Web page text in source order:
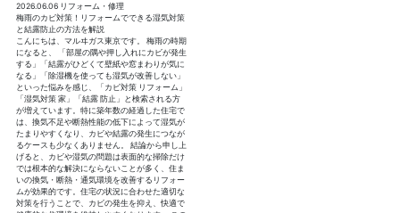
2026.06.06 リフォーム・修理
梅雨のカビ対策！リフォームでできる湿気対策
と結露防止の方法を解説
こんにちは、マルヰガス東京です。 梅雨の時期
になると、 「部屋の隅や押し入れにカビが発生
する」「結露がひどくて壁紙や窓まわりが気に
なる」「除湿機を使っても湿気が改善しない」
といった悩みを感じ、「カビ対策 リフォーム」
「湿気対策 家」「結露 防止」と検索される方
が増えています。特に築年数の経過した住宅で
は、換気不足や断熱性能の低下によって湿気が
たまりやすくなり、カビや結露の発生につなが
るケースも少なくありません。 結論から申し上
げると、カビや湿気の問題は表面的な掃除だけ
では根本的な解決にならないことが多く、住ま
いの換気・断熱・通気環境を改善するリフォー
ムが効果的です。住宅の状況に合わせた適切な
対策を行うことで、カビの発生を抑え、快適で